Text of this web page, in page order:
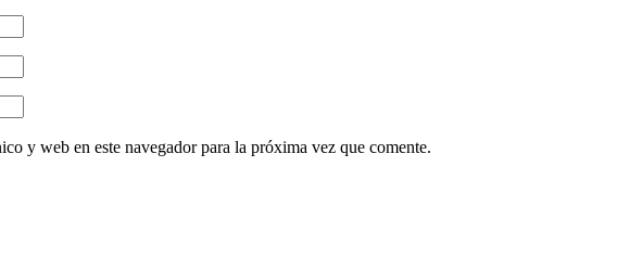
y web en este navegador para la próxima vez que comente.